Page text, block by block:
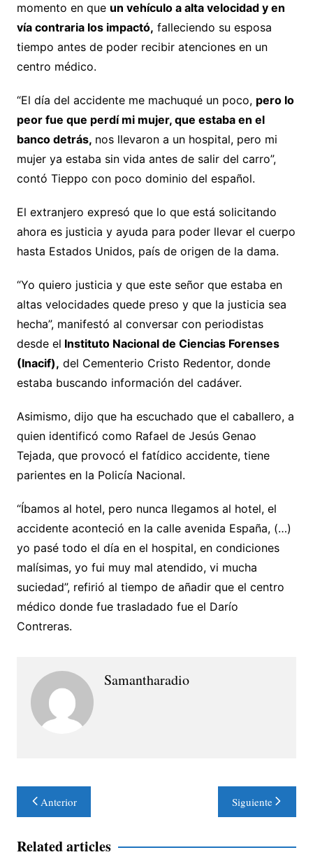
momento en que un vehículo a alta velocidad y en
vía contraria los impactó, falleciendo su esposa
tiempo antes de poder recibir atenciones en un
centro médico.
“El día del accidente me machuqué un poco, pero lo
peor fue que perdí mi mujer, que estaba en el
banco detrás, nos llevaron a un hospital, pero mi
mujer ya estaba sin vida antes de salir del carro”,
contó Tieppo con poco dominio del español.
El extranjero expresó que lo que está solicitando
ahora es justicia y ayuda para poder llevar el cuerpo
hasta Estados Unidos, país de origen de la dama.
“Yo quiero justicia y que este señor que estaba en
altas velocidades quede preso y que la justicia sea
hecha”, manifestó al conversar con periodistas
desde el Instituto Nacional de Ciencias Forenses
(Inacif), del Cementerio Cristo Redentor, donde
estaba buscando información del cadáver.
Asimismo, dijo que ha escuchado que el caballero, a
quien identificó como Rafael de Jesús Genao
Tejada, que provocó el fatídico accidente, tiene
parientes en la Policía Nacional.
“Íbamos al hotel, pero nunca llegamos al hotel, el
accidente aconteció en la calle avenida España, (…)
yo pasé todo el día en el hospital, en condiciones
malísimas, yo fui muy mal atendido, vi mucha
suciedad”, refirió al tiempo de añadir que el centro
médico donde fue trasladado fue el Darío
Contreras.
Samantharadio
Navegación
de
entradas
Anterior Siguiente
Related articles